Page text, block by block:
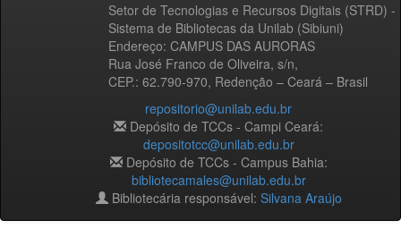
Setor de Tecnologias e Recursos Digitais (STRD) -
Sistema de Bibliotecas da Unilab (Sibiuni)
Endereço: CAMPUS DAS AURORAS
Rua José Franco de Oliveira, s/n,
CEP.: 62.790-970, Redenção – Ceará – Brasil
repositorio@unilab.edu.br
Depósito de TCCs - Campi Ceará:
depositotcc@unilab.edu.br
Depósito de TCCs - Campus Bahia:
bibliotecamales@unilab.edu.br
Bibliotecária responsável: Silvana Araújo